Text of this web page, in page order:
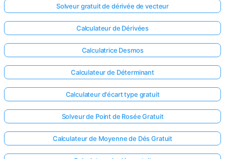
Solveur gratuit de dérivée de vecteur
Calculateur de Dérivées
Calculatrice Desmos
Calculateur de Déterminant
Calculateur d'écart type gratuit
Solveur de Point de Rosée Gratuit
Calculateur de Moyenne de Dés Gratuit